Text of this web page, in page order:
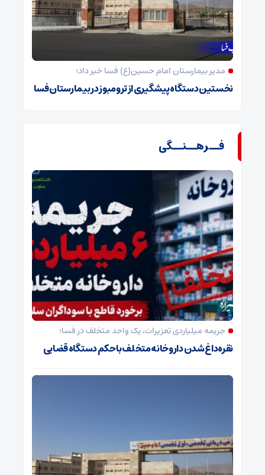
مدیر بیمارستان امام حسین(ع) فسا خبر داد؛
نخستین دستگاه پیشگیری از ترومبوز در بیمارستان فسا
فــرهــنــگی
جریمه میلیاردی تعزیرات، یک واحد متخلف در فسا؛
نقره‌داغ شدن داروخانه متخلف با حکم دستگاه قضایی